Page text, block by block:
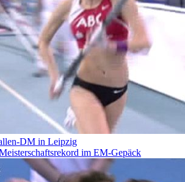
DM in Leipzig
im EM-Gepäck